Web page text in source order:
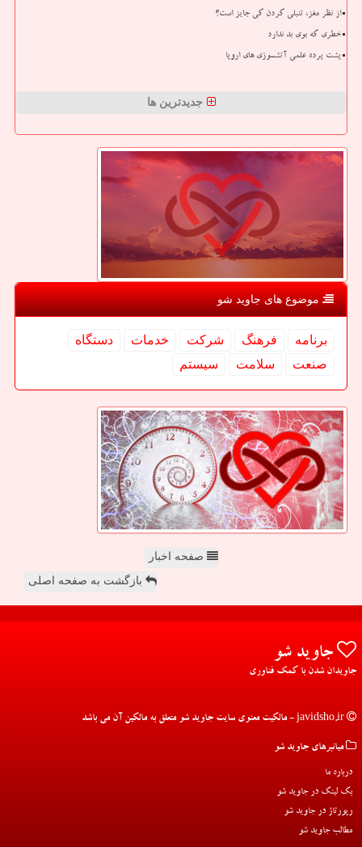
از نظر مغز، تنبلی کردن کی جایز است؟
خطری که بوی بد ندارد
پشت پرده علمی آتشسوزی های اروپا
جدیدترین ها
موضوع های جاوید شو
برنامه فرهنگ شركت خدمات
دستگاه
صنعت
سلامت سیستم
صفحه اخبار
بازگشت به صفحه اصلی
جاوید شو
جاویدان شدن با کمک فناوری
میانبرهای جاوید شو
درباره ما
بک لینک در جاوید شو
رپورتاژ در جاوید شو
مطالب جاوید شو